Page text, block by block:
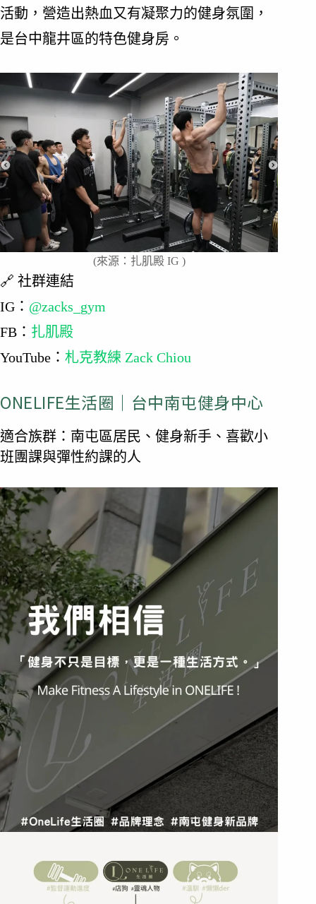
活動，營造出熱血又有凝聚力的健身氛圍，
是台中龍井區的特色健身房。
(來源：扎肌殿 IG )
🔗 社群連結
IG： @zacks_gym
FB： 扎肌殿
YouTube： 札克教練 Zack Chiou
ONELIFE生活圈｜台中南屯健身中心
適合族群：南屯區居民、健身新手、喜歡小
班團課與彈性約課的人